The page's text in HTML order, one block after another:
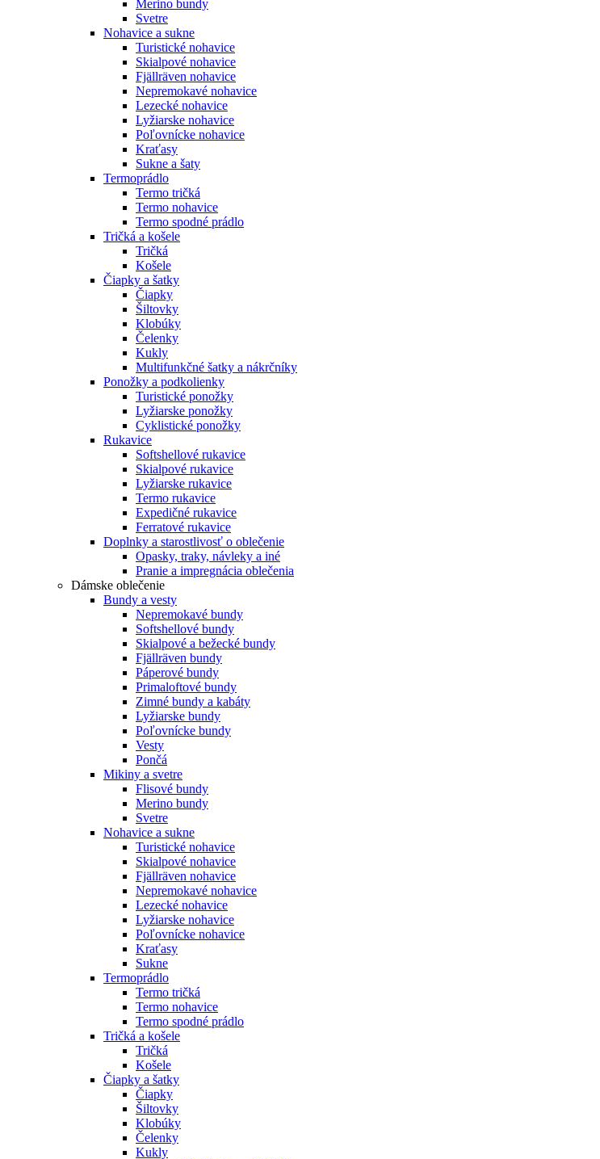
Merino bundy
Svetre
Nohavice a sukne
Turistické nohavice
Skialpové nohavice
Fjällräven nohavice
Nepremokavé nohavice
Lezecké nohavice
Lyžiarske nohavice
Poľovnícke nohavice
Kraťasy
Sukne a šaty
Termoprádlo
Termo tričká
Termo nohavice
Termo spodné prádlo
Tričká a košele
Tričká
Košele
Čiapky a šatky
Čiapky
Šiltovky
Klobúky
Čelenky
Kukly
Multifunkčné šatky a nákrčníky
Ponožky a podkolienky
Turistické ponožky
Lyžiarske ponožky
Cyklistické ponožky
Rukavice
Softshellové rukavice
Skialpové rukavice
Lyžiarske rukavice
Termo rukavice
Expedičné rukavice
Ferratové rukavice
Doplnky a starostlivosť o oblečenie
Opasky, traky, návleky a iné
Pranie a impregnácia oblečenia
Dámske oblečenie
Bundy a vesty
Nepremokavé bundy
Softshellové bundy
Skialpové a bežecké bundy
Fjällräven bundy
Páperové bundy
Primaloftové bundy
Zimné bundy a kabáty
Lyžiarske bundy
Poľovnícke bundy
Vesty
Pončá
Mikiny a svetre
Flisové bundy
Merino bundy
Svetre
Nohavice a sukne
Turistické nohavice
Skialpové nohavice
Fjällräven nohavice
Nepremokavé nohavice
Lezecké nohavice
Lyžiarske nohavice
Poľovnícke nohavice
Kraťasy
Sukne
Termoprádlo
Termo tričká
Termo nohavice
Termo spodné prádlo
Tričká a košele
Tričká
Košele
Čiapky a šatky
Čiapky
Šiltovky
Klobúky
Čelenky
Kukly